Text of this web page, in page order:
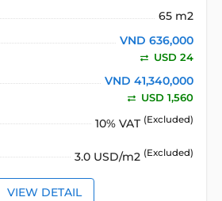
65 m2
VND 636,000
USD 24
VND 41,340,000
USD 1,560
10% VAT (Excluded)
3.0 USD/m2 (Excluded)
VIEW DETAIL